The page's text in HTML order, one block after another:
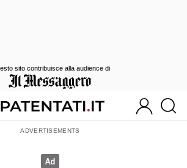
sito contribuisce alla audience di